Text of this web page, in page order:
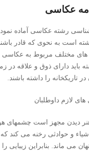
عکاسی
رشته عکاسی آماده
است به نحوی که قادر باشند
های مختلف مربوط به عکاسی
باید دارای ذوق و علاقه در
تاریکخانه را داشته باشند.
های لازم داوطلبان
دیدن مجهز است چشمهای
و حوادثی رخنه می کند که
می ماند. بنابراین زیبایی